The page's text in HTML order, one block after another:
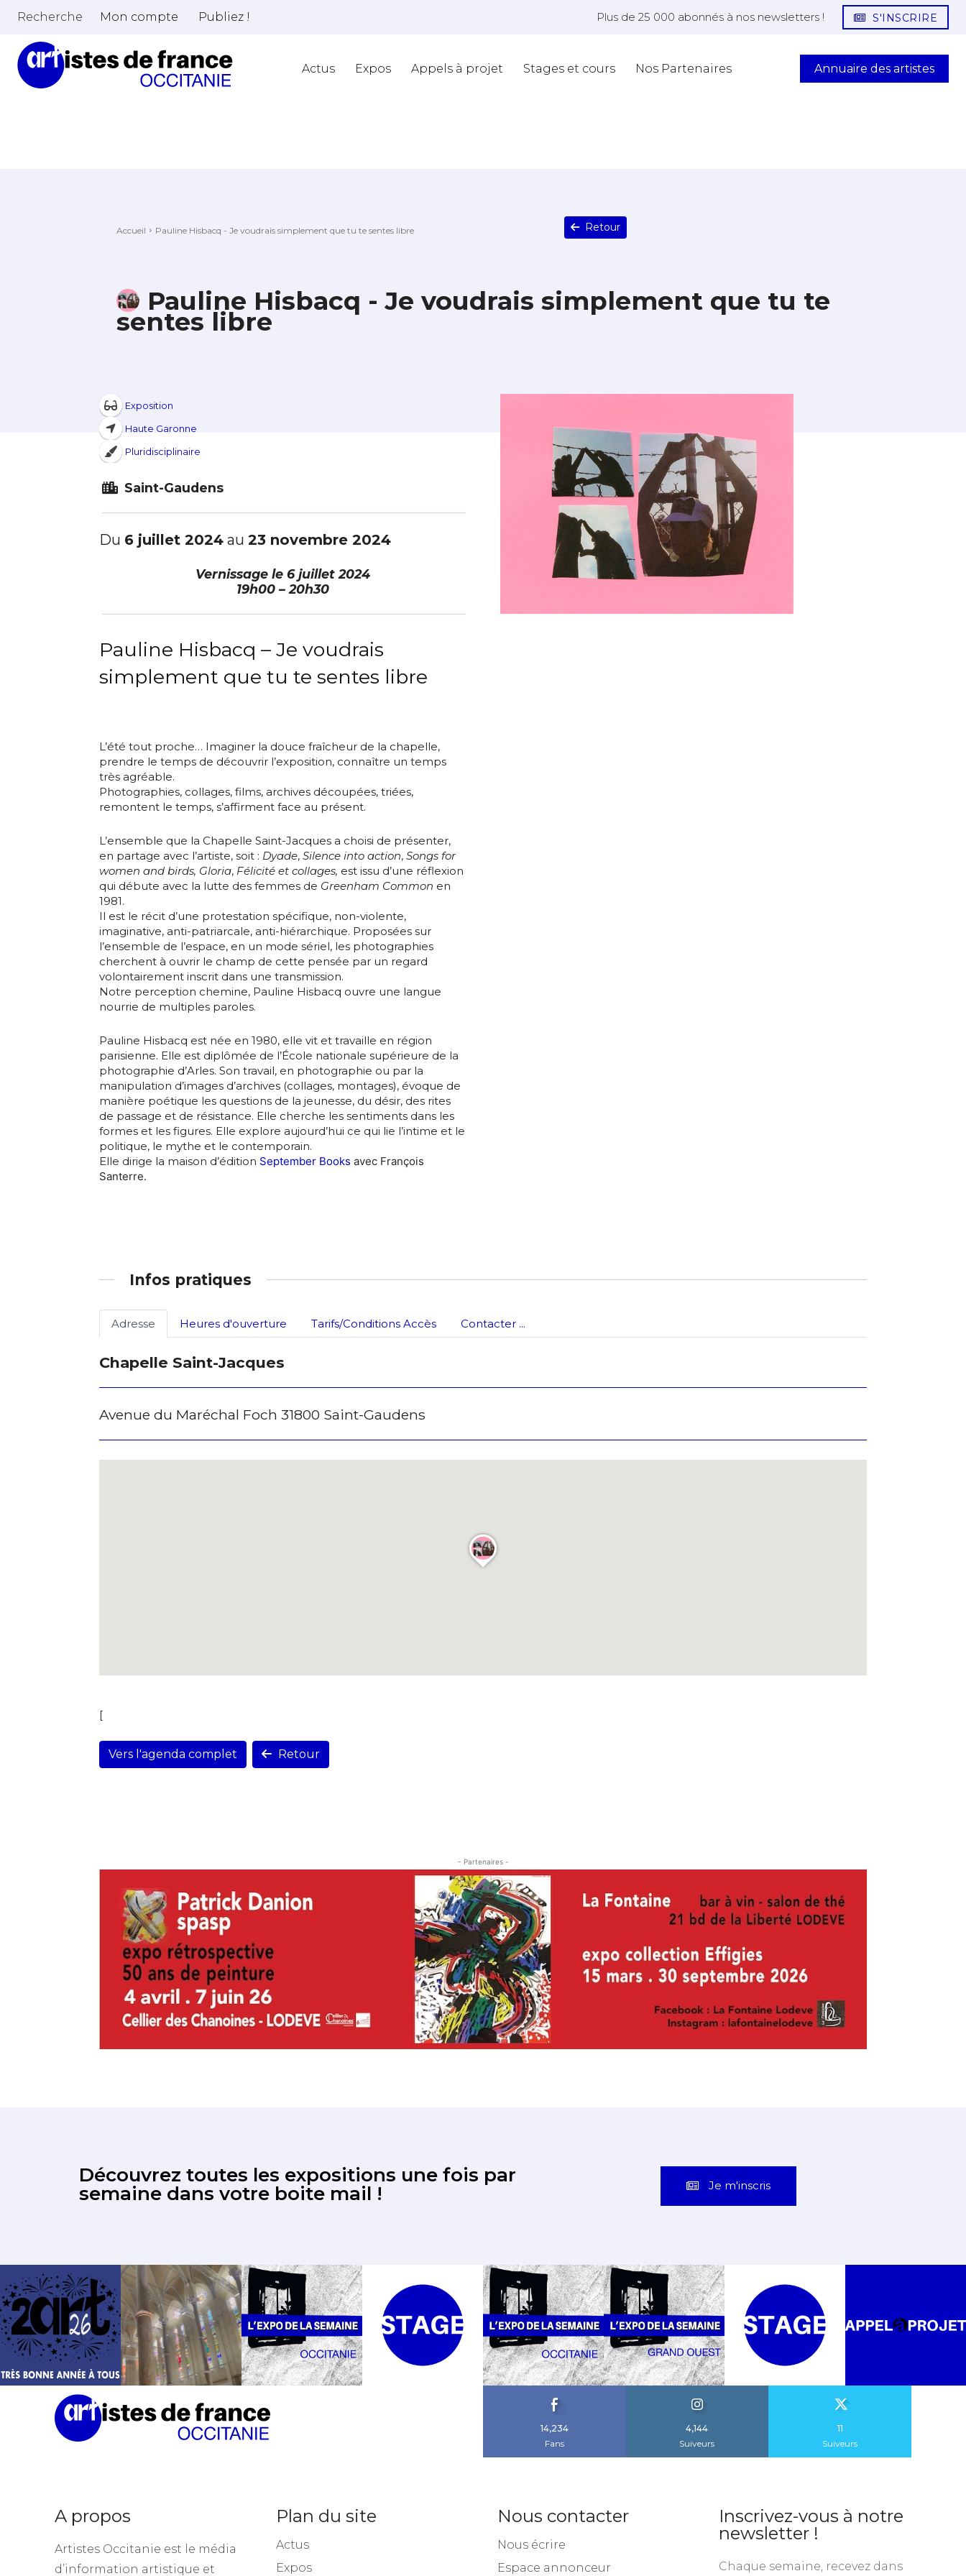
Nom
Prénom
Statut / Organisation
* Champ obligatoire
Adresse email*
Nom
Prénom
Statut / Organisation
J'accepte lestermes et conditions
* Champ obligatoire
Recherche Mon compte Publiez ! Plus de 25 000 abonnés à nos newsletters ! S'INSCRIRE
Actus Expos Appels à projet Stages et cours Nos Partenaires Annuaire des artistes
Accueil Pauline Hisbacq - Je voudrais simplement que tu te sentes libre Retour
Pauline Hisbacq - Je voudrais simplement que tu te
sentes libre
Exposition
Haute Garonne
Pluridisciplinaire
Saint-Gaudens
Du 6 juillet 2024 au 23 novembre 2024
Vernissage le 6 juillet 2024
19h00 – 20h30
Pauline Hisbacq – Je voudrais
simplement que tu te sentes libre
L’été tout proche… Imaginer la douce fraîcheur de la chapelle,
prendre le temps de découvrir l’exposition, connaître un temps
très agréable.
Photographies, collages, films, archives découpées, triées,
remontent le temps, s’affirment face au présent.
L’ensemble que la Chapelle Saint-Jacques a choisi de présenter,
en partage avec l’artiste, soit : Dyade, Silence into action, Songs for
women and birds, Gloria, Félicité et collages, est issu d’une réflexion
qui débute avec la lutte des femmes de Greenham Common en
1981.
Il est le récit d’une protestation spécifique, non-violente,
imaginative, anti-patriarcale, anti-hiérarchique. Proposées sur
l’ensemble de l’espace, en un mode sériel, les photographies
cherchent à ouvrir le champ de cette pensée par un regard
volontairement inscrit dans une transmission.
Notre perception chemine, Pauline Hisbacq ouvre une langue
nourrie de multiples paroles.
Pauline Hisbacq est née en 1980, elle vit et travaille en région
parisienne. Elle est diplômée de l’École nationale supérieure de la
photographie d’Arles. Son travail, en photographie ou par la
manipulation d’images d’archives (collages, montages), évoque de
manière poétique les questions de la jeunesse, du désir, des rites
de passage et de résistance. Elle cherche les sentiments dans les
formes et les figures. Elle explore aujourd’hui ce qui lie l’intime et le
politique, le mythe et le contemporain.
Elle dirige la maison d’édition September Books avec François
Santerre.
Infos pratiques
Adresse Heures d'ouverture Tarifs/Conditions Accès Contacter ...
Chapelle Saint-Jacques
Avenue du Maréchal Foch 31800 Saint-Gaudens
[
Vers l'agenda complet Retour
- Partenaires -
14,234
Fans
4,144
Suiveurs
A propos
culturel qui soutient les artistes
Artiste en vue !
Appels à projet
Stages et cours
Nous contacter
Rejoindre l’équipe
Inscrivez-vous à notre
newsletter !
votre boite mail un condensé
des actualités.